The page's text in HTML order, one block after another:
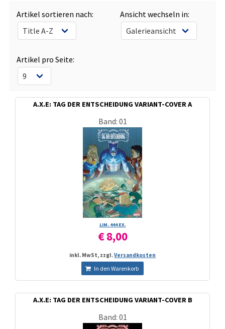
Artikel sortieren nach:
Ansicht wechseln in:
Artikel pro Seite:
A.X.E: TAG DER ENTSCHEIDUNG VARIANT-COVER A
Band: 01
LIM. 444 EX.
€ 8,00
inkl. MwSt, zzgl.Versandkosten
In den Warenkorb
A.X.E: TAG DER ENTSCHEIDUNG VARIANT-COVER B
Band: 01